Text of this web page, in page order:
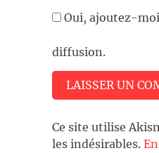
Oui, ajoutez-
diffusion.
Ce site utilise
les indésirables.